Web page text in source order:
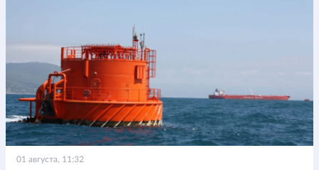
01 августа, 11:32